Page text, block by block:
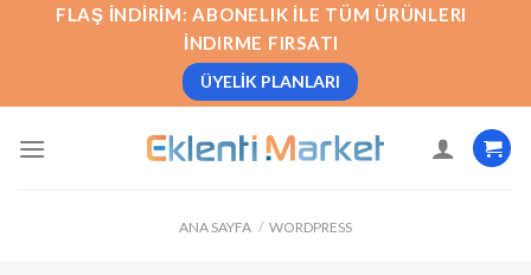
FLAŞ İNDIRIM: ABONELIK İLE TÜM ÜRÜNLERI
İNDIRME FIRSATI
ÜYELIK PLANLARI
ANA SAYFA / WORDPRESS